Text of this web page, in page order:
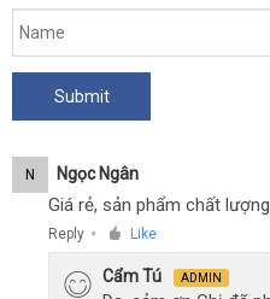
N Ngọc Ngân
Giá rẻ, sản phẩm chất
Reply ● Like
Cẩm Tú ADMIN